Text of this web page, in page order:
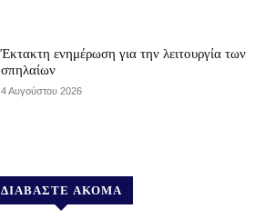
Έκτακτη ενημέρωση για την λειτουργία των
σπηλαίων
4 Αυγούστου 2026
ΔΙΑΒΑΣΤΕ ΑΚΟΜΑ